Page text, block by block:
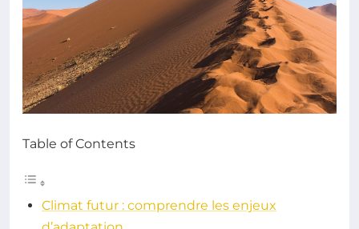
Table of Contents
Climat futur : comprendre les enjeux